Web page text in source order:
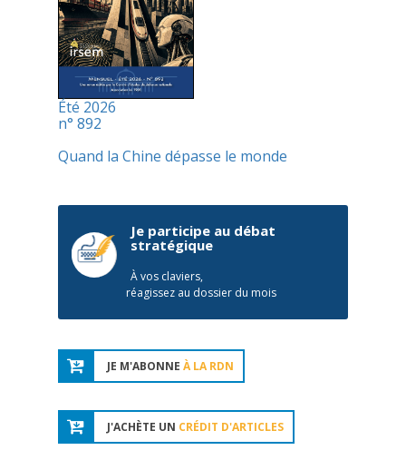
Été 2026
n° 892
Quand la Chine dépasse le monde
Je participe au débat
stratégique
À vos claviers,
réagissez au dossier du mois
JE M'ABONNE À LA RDN
J'ACHÈTE UN CRÉDIT D'ARTICLES